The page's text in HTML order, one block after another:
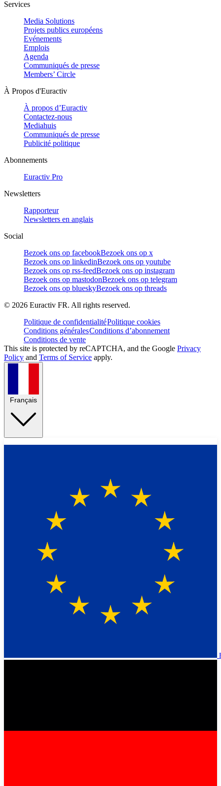
Services
Media Solutions
Projets publics européens
Evénements
Emplois
Agenda
Communiqués de presse
Members’ Circle
À Propos d'Euractiv
À propos d’Euractiv
Contactez-nous
Mediahuis
Communiqués de presse
Publicité politique
Abonnements
Euractiv Pro
Newsletters
Rapporteur
Newsletters en anglais
Social
Bezoek ons op facebookBezoek ons op x
Bezoek ons op linkedinBezoek ons op youtube
Bezoek ons op rss-feedBezoek ons op instagram
Bezoek ons op mastodonBezoek ons op telegram
Bezoek ons op blueskyBezoek ons op threads
© 2026 Euractiv FR. All rights reserved.
Politique de confidentialitéPolitique cookies
Conditions généralesConditions d’abonnement
Conditions de vente
This site is protected by reCAPTCHA, and the Google Privacy
Policy and Terms of Service apply.
Français